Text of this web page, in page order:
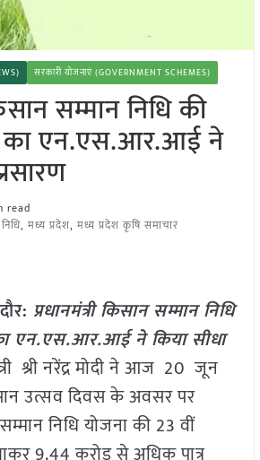
सरकारी योजनाएं (GOVERNMENT SCHEMES)
सम्मान निधि की
का एन.एस.आर.आई ने
read
, मध्य प्रदेश, मध्य प्रदेश कृषि समाचार
: प्रधानमंत्री किसान सम्मान निधि
एन.एस.आर.आई ने किया सीधा
श्री नरेंद्र मोदी ने आज 20 जून
उत्सव दिवस के अवसर पर
निधि योजना की 23 वीं